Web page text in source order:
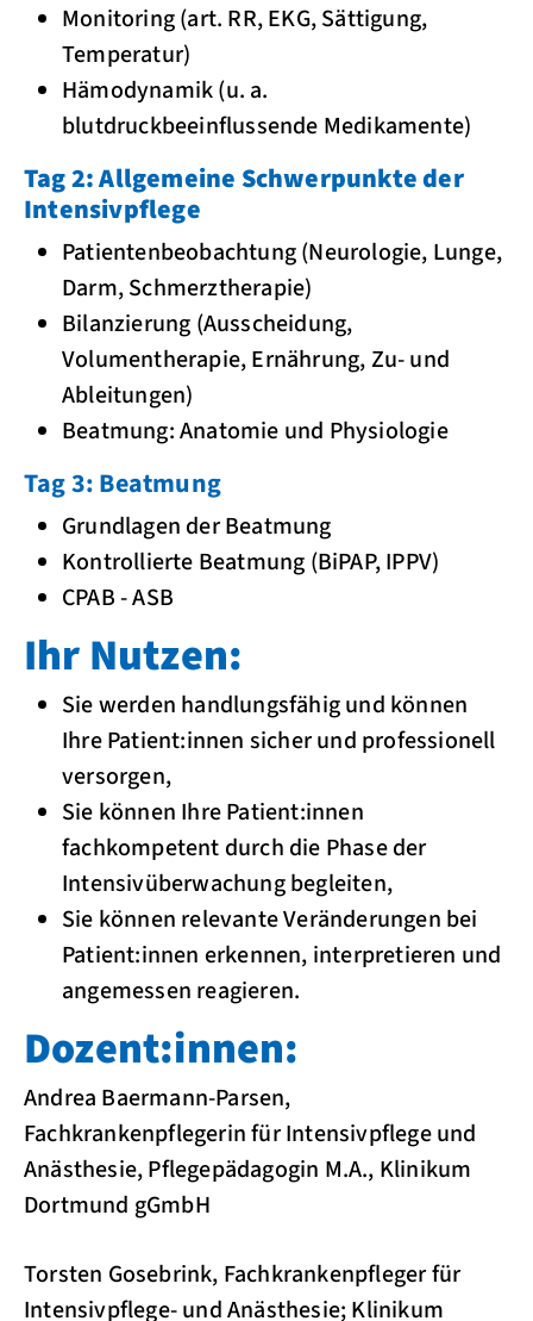
Monitoring (art. RR, EKG, Sättigung,
Temperatur)
Hämodynamik (u. a.
blutdruckbeeinflussende Medikamente)
Tag 2: Allgemeine Schwerpunkte der
Intensivpflege
Patientenbeobachtung (Neurologie, Lunge,
Darm, Schmerztherapie)
Bilanzierung (Ausscheidung,
Volumentherapie, Ernährung, Zu- und
Ableitungen)
Beatmung: Anatomie und Physiologie
Tag 3: Beatmung
Grundlagen der Beatmung
Kontrollierte Beatmung (BiPAP, IPPV)
CPAB - ASB
Ihr Nutzen:
Sie werden handlungsfähig und können
Ihre Patient:innen sicher und professionell
versorgen,
Sie können Ihre Patient:innen
fachkompetent durch die Phase der
Intensivüberwachung begleiten,
Sie können relevante Veränderungen bei
Patient:innen erkennen, interpretieren und
angemessen reagieren.
Dozent:innen:
Andrea Baermann-Parsen,
Fachkrankenpflegerin für Intensivpflege und
Anästhesie, Pflegepädagogin M.A., Klinikum
Dortmund gGmbH
Torsten Gosebrink, Fachkrankenpfleger für
Intensivpflege- und Anästhesie; Klinikum